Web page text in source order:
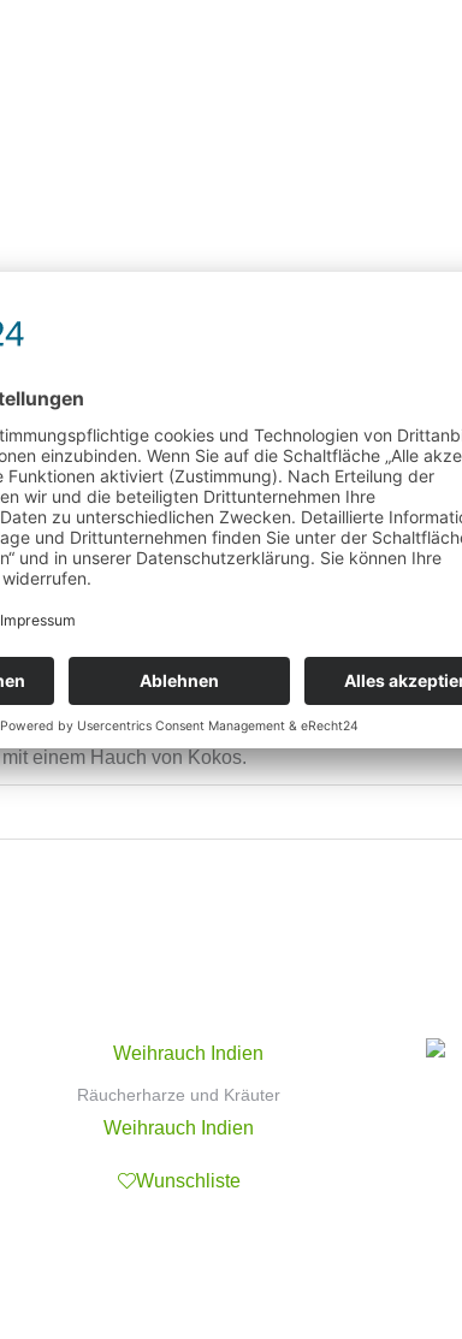
,Boswellia,Harze ,Räucherharze,Räuchermischung,
Santo ein Hauptbestandteil der rituellen,
ein starker Atmosphärenreiniger. Palo Santo ist
einem Hauch von Kokos.
Räucherharze und Kräuter
Weihrauch Indien
Wunschliste